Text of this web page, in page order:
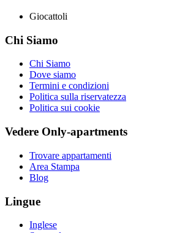
Giocattoli
Chi Siamo
Chi Siamo
Dove siamo
Termini e condizioni
Politica sulla riservatezza
Politica sui cookie
Vedere Only-apartments
Trovare appartamenti
Area Stampa
Blog
Lingue
Inglese